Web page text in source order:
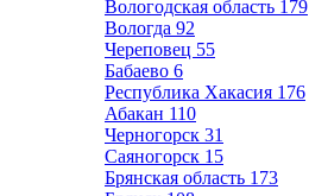
Вологодская область 179
Вологда 92
Череповец 55
Бабаево 6
Республика Хакасия 176
Абакан 110
Черногорск 31
Саяногорск 15
Брянская область 173